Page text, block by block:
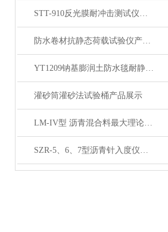
STT-910反光膜耐冲击测试仪产品展示
防水卷材抗静态荷载试验仪产品展示
YT1209钠基膨润土防水毯耐静水压测定仪产品展示
灌砂筒灌砂法试验桶产品展示
LM-IV型 沥青混合料最大理论密度仪 (屏显全自动）展示
SZR-5、6、7型沥青针入度仪产品展示